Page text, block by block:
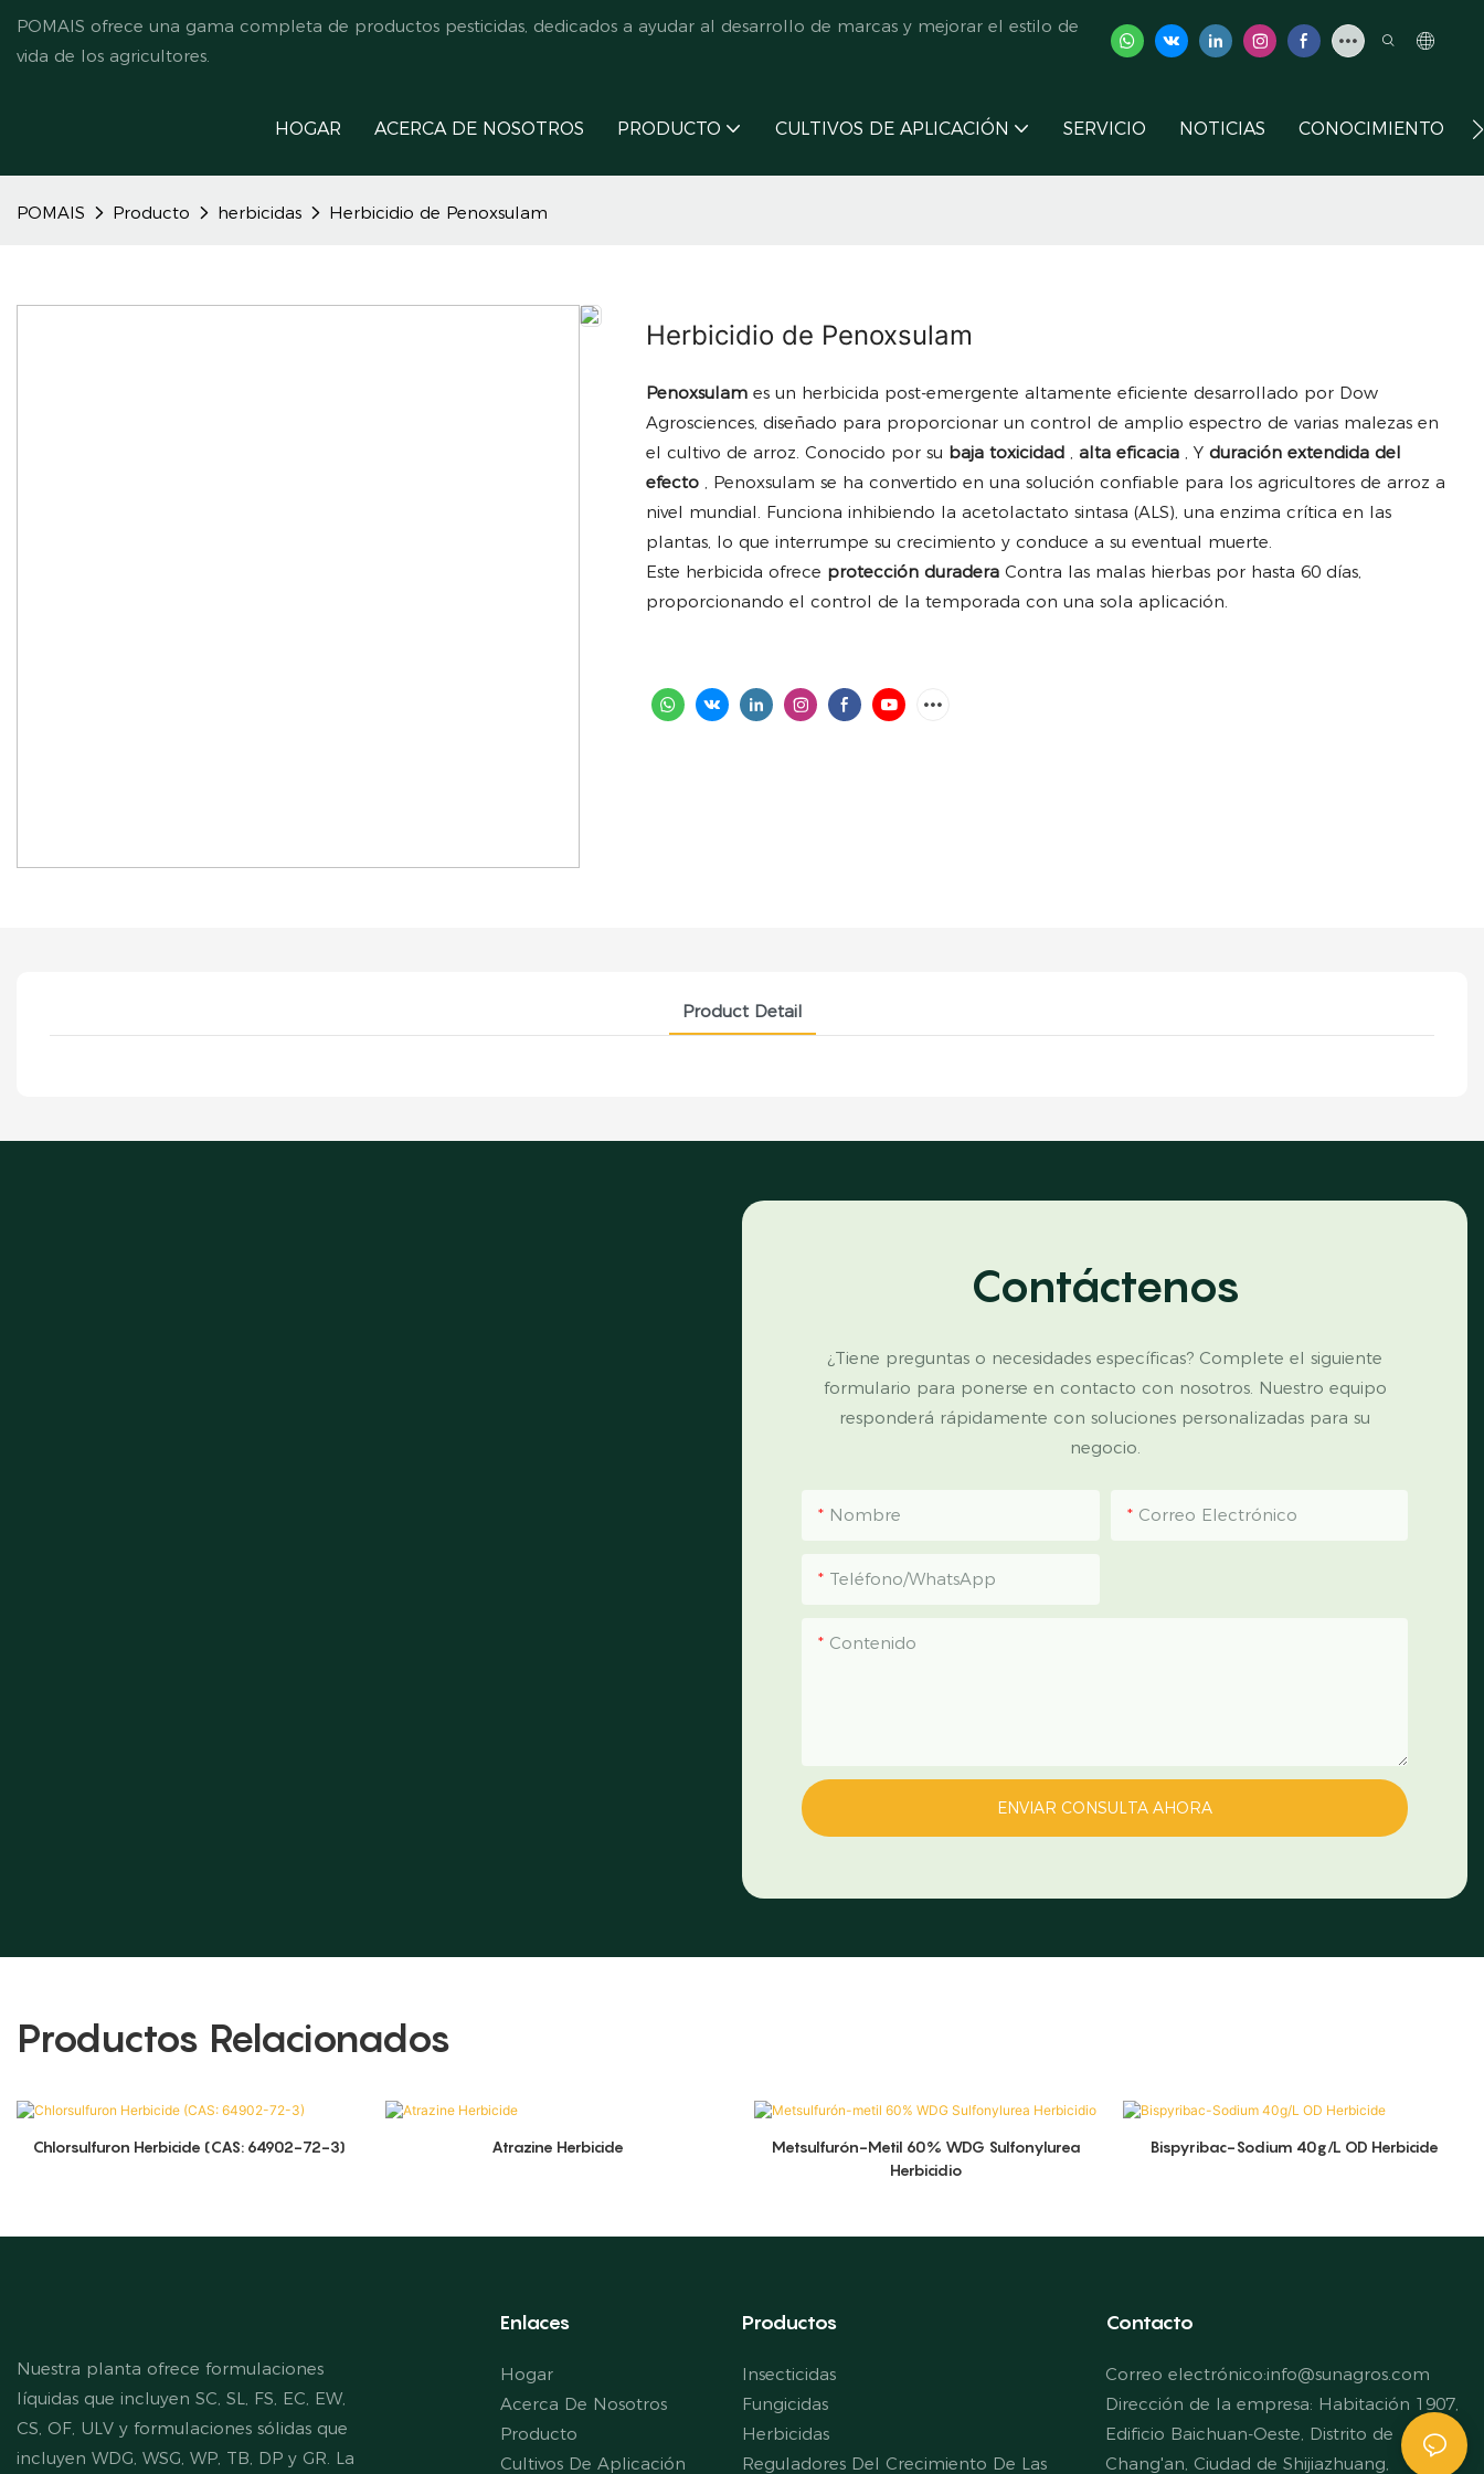
POMAIS ofrece una gama completa de productos pesticidas, dedicados a ayudar al desarrollo de marcas y mejorar el estilo de
vida de los agricultores.
HOGAR ACERCA DE NOSOTROS PRODUCTO CULTIVOS DE APLICACIÓN SERVICIO NOTICIAS CONOCIMIENTO
POMAIS Producto herbicidas Herbicidio de Penoxsulam
Herbicidio de Penoxsulam
Penoxsulam es un herbicida post-emergente altamente eficiente desarrollado por Dow
Agrosciences, diseñado para proporcionar un control de amplio espectro de varias malezas en
el cultivo de arroz. Conocido por su baja toxicidad alta eficacia , Y duración extendida del
efecto
, Penoxsulam se ha convertido en una solución confiable para los agricultores de arroz a
nivel mundial. Funciona inhibiendo la acetolactato sintasa (ALS), una enzima crítica en las
plantas, lo que interrumpe su crecimiento y conduce a su eventual muerte.
Este herbicida ofrece protección duradera Contra las malas hierbas por hasta 60 días,
proporcionando el control de la temporada con una sola aplicación.
Product Detail
Contáctenos
¿Tiene preguntas o necesidades específicas? Complete el siguiente
formulario para ponerse en contacto con nosotros. Nuestro equipo
responderá rápidamente con soluciones personalizadas para su
negocio.
Nombre Correo Electrónico
Teléfono/WhatsApp
Contenido
ENVIAR CONSULTA AHORA
Productos Relacionados
Chlorsulfuron Herbicide (CAS: 64902-72-3) Atrazine Herbicide
Metsulfurón-Metil 60% WDG Sulfonylurea
Herbicidio
Bispyribac-Sodium 40g/L OD Herbicide
Nuestra planta ofrece formulaciones
líquidas que incluyen SC, SL, FS, EC, EW,
CS, OF, ULV y formulaciones sólidas que
incluyen WDG, WSG, WP, TB, DP y GR. La
Enlaces
Hogar
Acerca De Nosotros
Producto
Cultivos De Aplicación
Productos
Insecticidas
Fungicidas
Herbicidas
Reguladores Del Crecimiento De Las
Contacto
Correo electrónico:info@sunagros.com
Dirección de la empresa: Habitación 1907,
Edificio Baichuan-Oeste, Distrito de
Chang'an, Ciudad de Shijiazhuang,